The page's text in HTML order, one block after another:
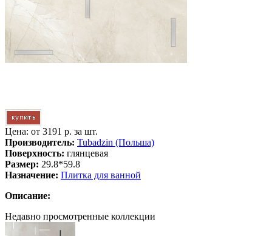
Цена: от 3191 р. за шт.
Производитель: Tubadzin (Польша)
Поверхность: глянцевая
Размер: 29.8*59.8
Назначение: Плитка для ванной
Описание:
Недавно просмотренные коллекции